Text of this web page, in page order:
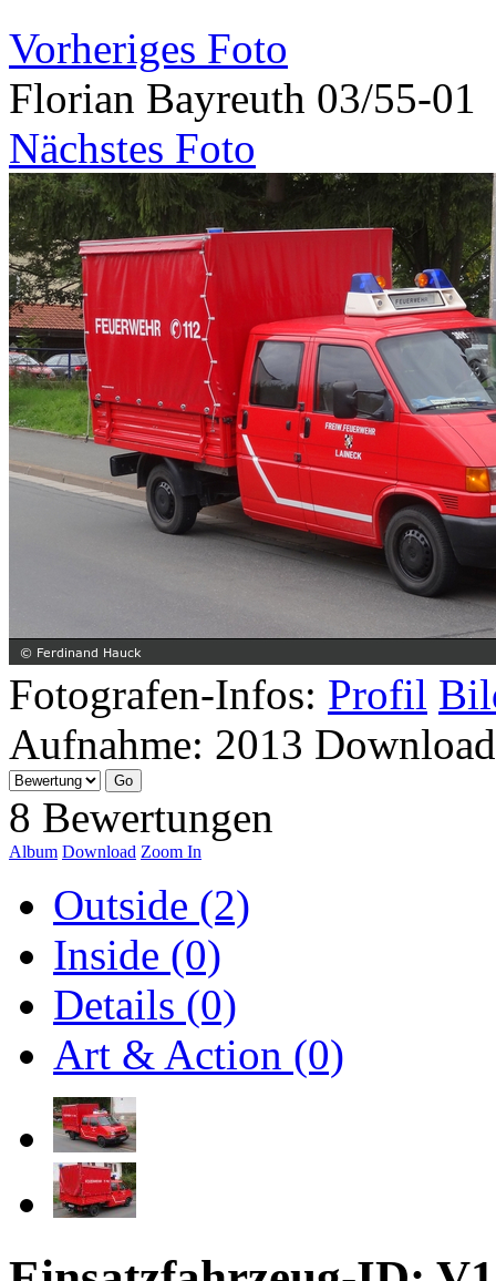
Vorheriges Foto
Florian Bayreuth 03/55-01
Nächstes Foto
Fotografen-Infos: Profil
Aufnahme: 2013
8 Bewertungen
Album Download Zoom In
Outside (2)
Inside (0)
Details (0)
Art & Action (0)